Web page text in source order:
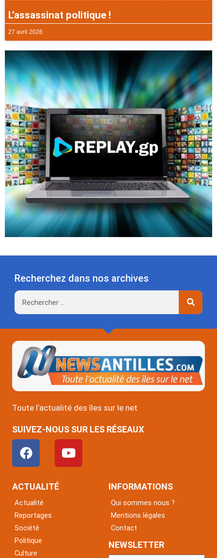
L’assassinat politique !
27 avril 2026
Recherchez dans nos archives
Rechercher
Toute l’actualité des îles sur le net
SUIVEZ-NOUS SUR LES RÉSEAUX
F
a
c
e
o
o
k
Y
o
u
ACTUALITÉ
Actualité
Reportages
Société
Politique
Culture
INFORMATIONS
Qui sommes nous ?
Mentions légales
Contact
NEWSLETTER